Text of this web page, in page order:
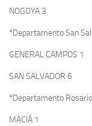
NOGOYA 3
*Departamento San
GENERAL CAMPOS 1
SAN SALVADOR 6
*Departamento
MACIÁ 1